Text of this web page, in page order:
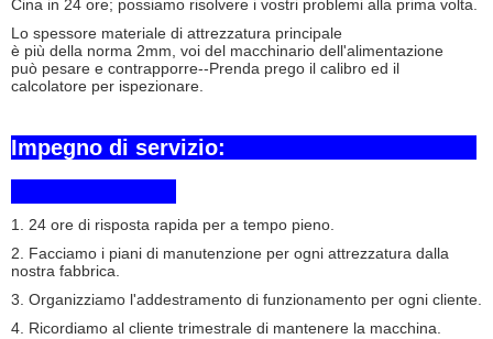
Cina in 24 ore; possiamo risolvere i vostri problemi alla prima volta.
Lo spessore materiale di attrezzatura principale
è più della norma 2mm, voi del macchinario dell'alimentazione
può pesare e contrapporre--Prenda prego il calibro ed il
calcolatore per ispezionare.
Impegno di servizio:
1. 24 ore di risposta rapida per a tempo pieno.
2. Facciamo i piani di manutenzione per ogni attrezzatura dalla
nostra fabbrica.
3. Organizziamo l'addestramento di funzionamento per ogni cliente.
4. Ricordiamo al cliente trimestrale di mantenere la macchina.